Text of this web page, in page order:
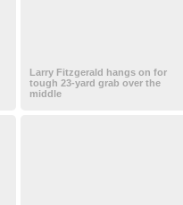
Larry Fitzgerald hangs on for
tough 23-yard grab over the
middle